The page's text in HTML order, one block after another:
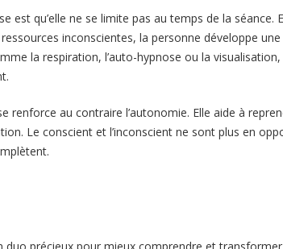
est qu’elle ne se limite pas au temps de la
inconscientes, la personne développe
la respiration, l’auto-hypnose ou la
renforce au contraire l’autonomie. Elle aide à
Le conscient et l’inconscient ne sont plus en